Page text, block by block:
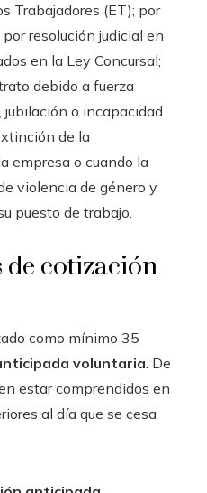
Trabajadores (ET); por
resolución judicial en
en la Ley Concursal;
debido a fuerza
o incapacidad
de la
empresa o cuando la
violencia de género y
puesto de trabajo.
de cotización
como mínimo 35
voluntaria. De
estar comprendidos en
al día que se cesa